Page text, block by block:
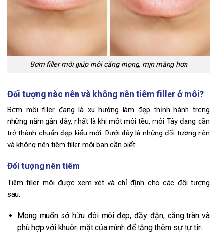
Bơm filler môi giúp môi căng mọng, mịn màng hơn
Đối tượng nào nên và không nên tiêm filler ở môi?
Bơm môi filler đang là xu hướng làm đẹp thịnh hành trong
những năm gần đây, nhất là khi mốt môi tều, môi Tây đang dần
trở thành chuẩn đẹp kiểu mới. Dưới đây là những đối tượng nên
và không nên tiêm filler môi bạn cần biết:
Đối tượng nên tiêm
Tiêm filler môi được xem xét và chỉ định cho các đối tượng
sau:
Mong muốn sở hữu đôi môi đẹp, đầy đặn, căng tràn và
phù hợp với khuôn mặt của mình để tăng thêm sự tự tin